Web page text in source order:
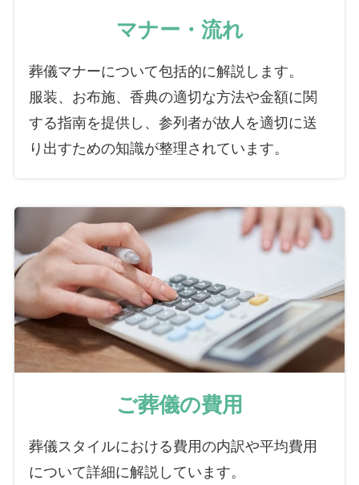
マナー・流れ
葬儀マナーについて包括的に解説します。
服装、お布施、香典の適切な方法や金額に関
する指南を提供し、参列者が故人を適切に送
り出すための知識が整理されています。
ご葬儀の費用
葬儀スタイルにおける費用の内訳や平均費用
について詳細に解説しています。